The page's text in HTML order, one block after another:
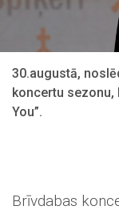
o
30.augustā,
koncertu sezonu,
You”.
Brīvdabas